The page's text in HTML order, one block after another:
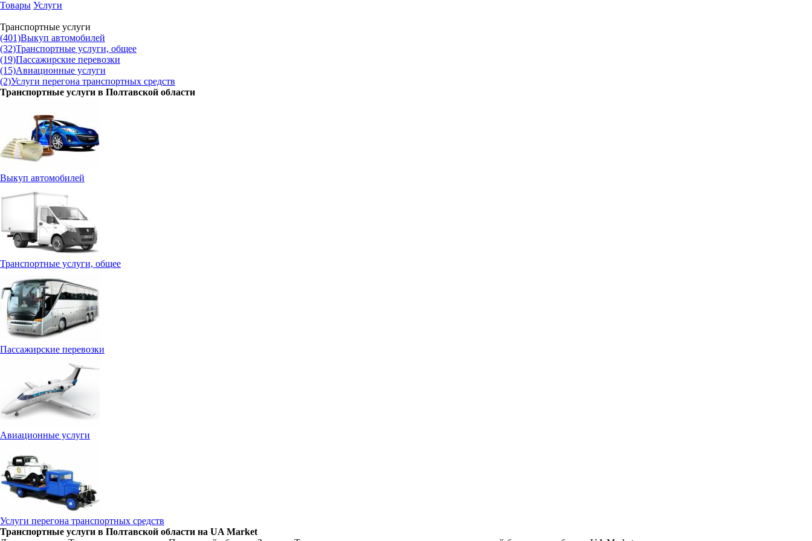
Товары Услуги
Транспортные услуги
(401)Выкуп автомобилей
(32)Транспортные услуги, общее
(19)Пассажирские перевозки
(15)Авиационные услуги
(2)Услуги перегона транспортных средств
Транспортные услуги в Полтавской области
Выкуп автомобилей
Транспортные услуги, общее
Пассажирские перевозки
Авиационные услуги
Услуги перегона транспортных средств
Транспортные услуги в Полтавской области на UA Market